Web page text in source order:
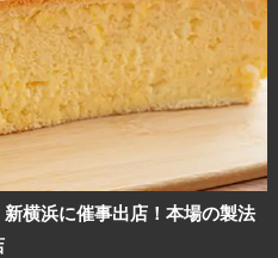
横浜に催事出店！本場の製法